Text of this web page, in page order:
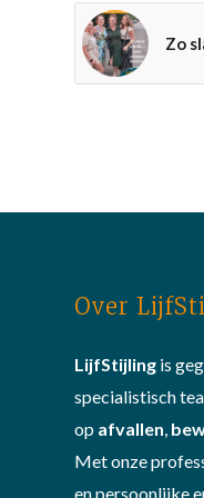
Zo
Over
LijfStijling is
specialistisch
op afvallen
Met onze
en persoonlijke